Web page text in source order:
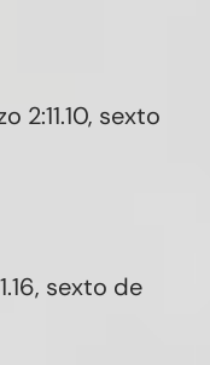
2:11.10, sexto
sexto de